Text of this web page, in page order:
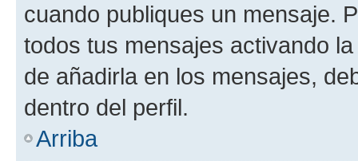
cuando publiques un mensaje.
todos tus mensajes activando
de añadirla en los mensajes,
dentro del perfil.
Arriba